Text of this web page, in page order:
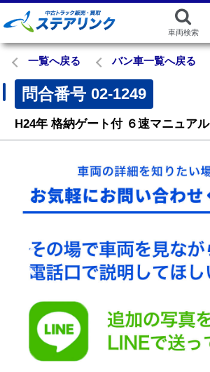
車両検索
一覧へ戻る バン車一覧へ戻る
問合番号 02-1249
H24年 格納ゲート付 ６速マニュアル